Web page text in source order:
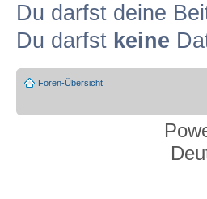
Du darfst deine
Du darfst keine
Foren-Übersicht